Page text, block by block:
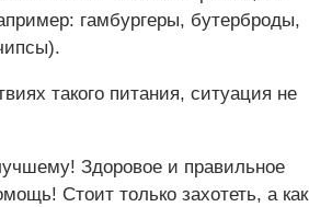
гамбургеры, бутерброды,
такого питания, ситуация не
Здоровое и правильное
Стоит только захотеть, а как